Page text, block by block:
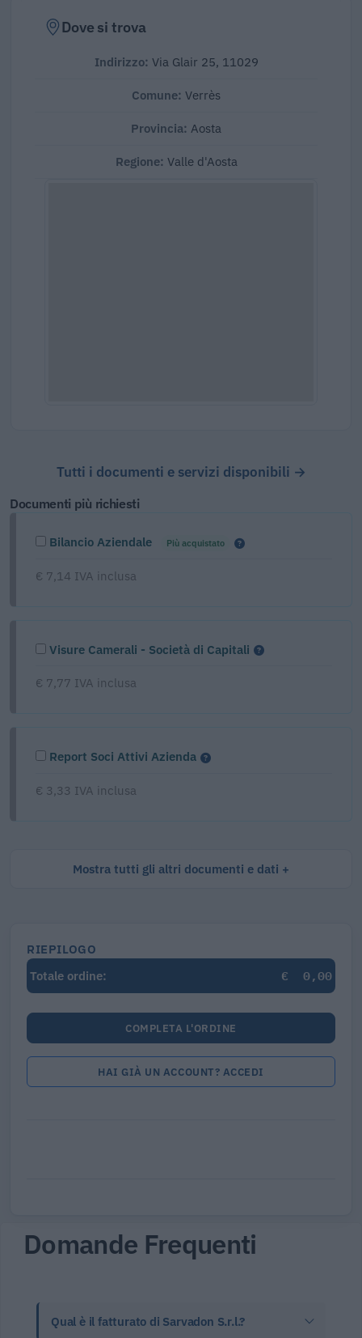
Dove si trova
Indirizzo: Via Glair 25, 11029
Comune: Verrès
Provincia: Aosta
Regione: Valle d'Aosta
Tutti i documenti e servizi disponibili →
Documenti più richiesti
Bilancio Aziendale Più acquistato
€ 7,14 IVA inclusa
Visure Camerali - Società di Capitali
€ 7,77 IVA inclusa
Report Soci Attivi Azienda
€ 3,33 IVA inclusa
Mostra tutti gli altri documenti e dati
RIEPILOGO
Totale ordine:
€ 0,00
COMPLETA L'ORDINE
HAI GIÀ UN ACCOUNT? ACCEDI
Domande Frequenti
Qual è il fatturato di Sarvadon S.r.l.?